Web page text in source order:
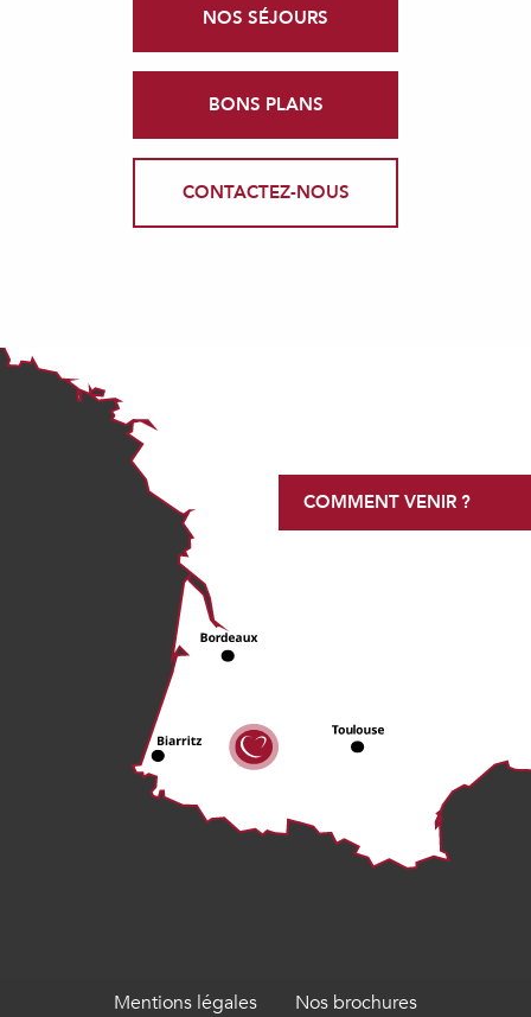
NOS SÉJOURS
BONS PLANS
CONTACTEZ-NOUS
COMMENT VENIR ?
Mentions légales
Nos brochures